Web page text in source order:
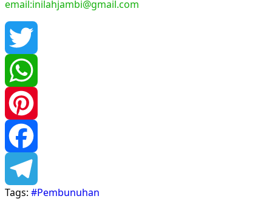
email:inilahjambi@gmail.com
Twitter
WhatsApp
Pinterest
Facebook
Telegram
Tags: #Pembunuhan